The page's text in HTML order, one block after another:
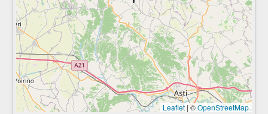
Leaflet|©OpenStreetMap